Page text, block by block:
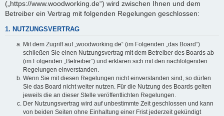
(„https://www.woodworking.de“) wird zwischen Ihnen und dem
Betreiber ein Vertrag mit folgenden Regelungen geschlossen:
1. NUTZUNGSVERTRAG
Mit dem Zugriff auf „woodworking.de“ (im Folgenden „das Board“)
schließen Sie einen Nutzungsvertrag mit dem Betreiber des Boards ab
(im Folgenden „Betreiber“) und erklären sich mit den nachfolgenden
Regelungen einverstanden.
Wenn Sie mit diesen Regelungen nicht einverstanden sind, so dürfen
Sie das Board nicht weiter nutzen. Für die Nutzung des Boards gelten
jeweils die an dieser Stelle veröffentlichten Regelungen.
Der Nutzungsvertrag wird auf unbestimmte Zeit geschlossen und kann
von beiden Seiten ohne Einhaltung einer Frist jederzeit gekündigt